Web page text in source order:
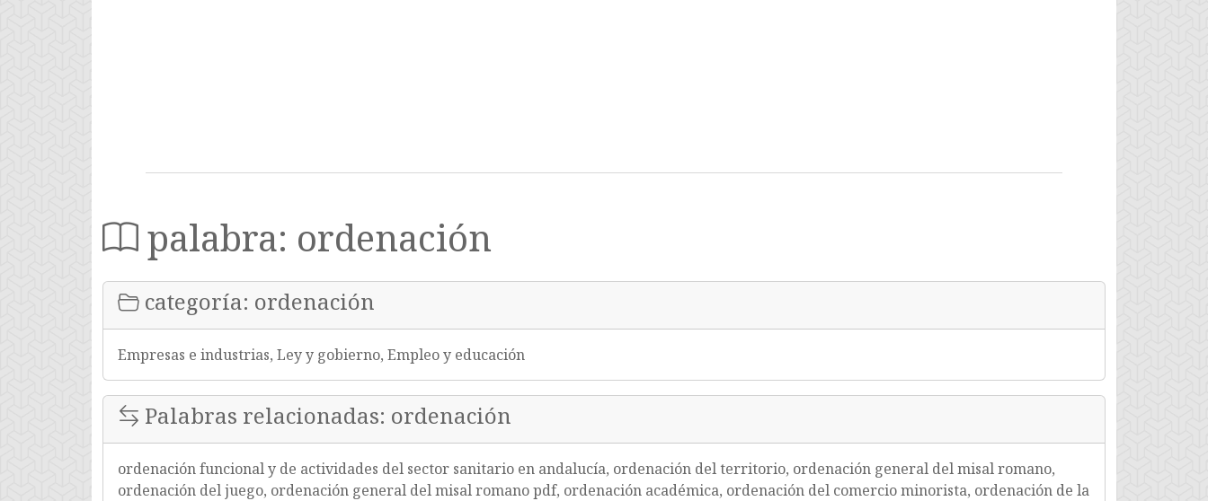
palabra: ordenación
categoría: ordenación
Empresas e industrias, Ley y gobierno, Empleo y educación
Palabras relacionadas: ordenación
ordenación funcional y de actividades del sector sanitario en andalucía, ordenación del territorio, ordenación general del misal romano,
ordenación del juego, ordenación general del misal romano pdf, ordenación académica, ordenación del comercio minorista, ordenación de la